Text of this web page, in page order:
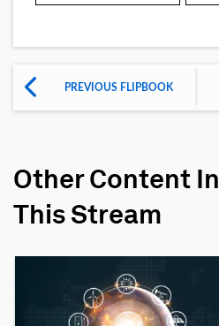
PREVIOUS FLIPBOOK
Other Content In
This Stream